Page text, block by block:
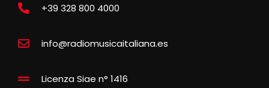
+39 328 800 4000
info@radiomusicaitaliana.es
Licenza Siae n° 1416